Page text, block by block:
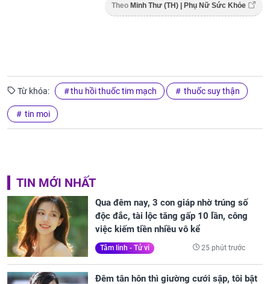
Theo Minh Thư (TH) | Phụ Nữ Sức Khỏe
Từ khóa: thu hồi thuốc tim mạch thuốc suy thận
tin moi
TIN MỚI NHẤT
Qua đêm nay, 3 con giáp nhờ trúng số
độc đắc, tài lộc tăng gấp 10 lần, công
việc kiếm tiền nhiều vô kể
Tâm linh - Tử vi 25 phút trước
Đêm tân hôn thì giường cưới sập, tôi bật